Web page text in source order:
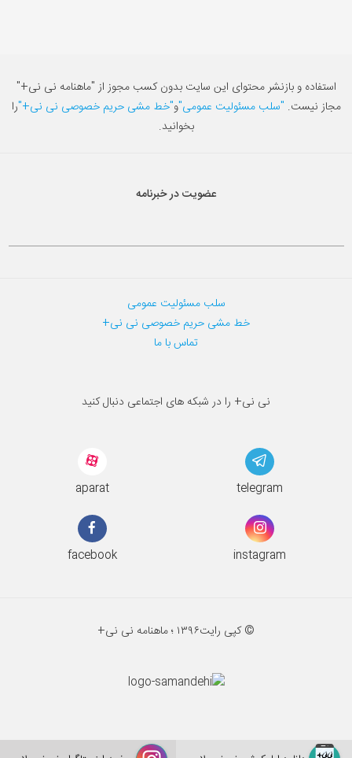
استفاده و بازنشر محتوای این سایت بدون کسب مجوز از "ماهنامه نی نی+"
مجاز نیست. "سلب مسئولیت عمومی"و"خط مشی حریم خصوصی نی نی+"را
بخوانید.
عضویت در خبرنامه
سلب مسئولیت عمومی
خط مشی حریم خصوصی نی نی+
تماس با ما
نی نی+ را در شبکه های اجتماعی دنبال کنید
aparat telegram
facebook instagram
© کپی رایت۱۳۹۶ ؛ ماهنامه نی نی+